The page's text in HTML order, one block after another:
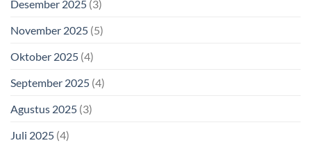
Desember 2025 (3)
November 2025 (5)
Oktober 2025 (4)
September 2025 (4)
Agustus 2025 (3)
Juli 2025 (4)